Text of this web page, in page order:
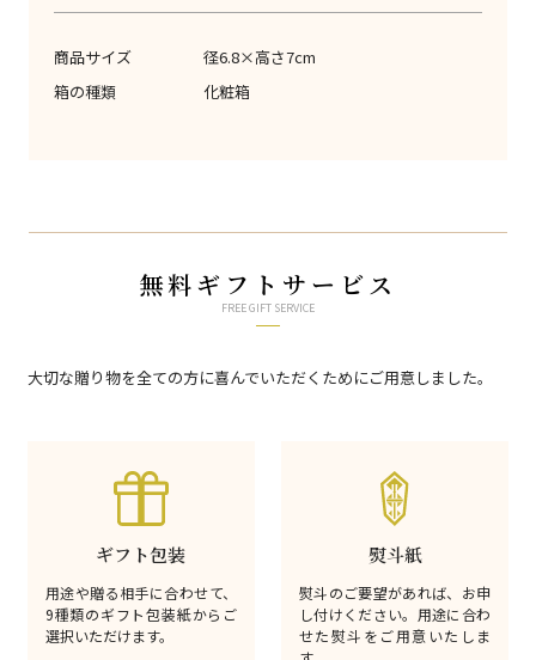
商品サイズ
径6.8×高さ7cm
箱の種類
化粧箱
無料ギフトサービス
FREE GIFT SERVICE
大切な贈り物を全ての方に喜んでいただくためにご用意しました。
ギフト包装
用途や贈る相手に合わせて、
9種類のギフト包装紙からご
選択いただけます。
熨斗紙
熨斗のご要望があれば、お申
し付けください。用途に合わ
せた熨斗をご用意いたしま